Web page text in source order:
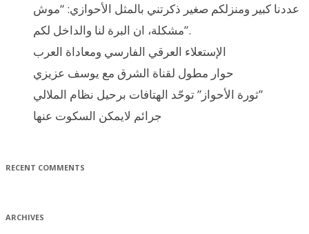
عددنا كبير ومنزلكم صغير ذكرتني بالمثل الأحوازي: “موش
مشكلة، ان البرة لنا والداخل لكم”.
الإستعلاء العرقي الفارسي ومعاداة العرب
حوار مطول لقناة الشرق مع يوسف عزيزي
ثورة الأحواز” توحّد الهتافات برحيل نظام الملالي”
جرائم لايمكن السكوت عنها
RECENT COMMENTS
ARCHIVES